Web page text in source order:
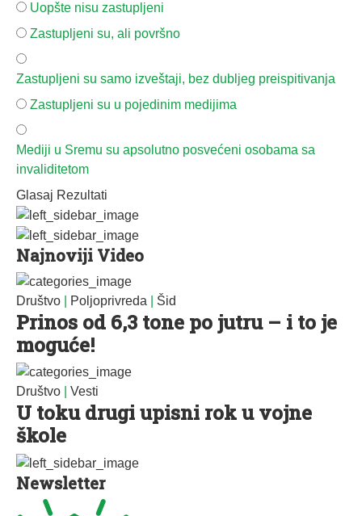
Uopšte nisu zastupljeni
Zastupljeni su, ali površno
Zastupljeni su samo izveštaji, bez dubljeg preispitivanja
Zastupljeni su u pojedinim medijima
Mediji u Sremu su apsolutno posvećeni osobama sa
invaliditetom
Glasaj Rezultati
Najnoviji Video
Društvo Poljoprivreda Šid
Prinos od 6,3 tone po jutru – i to je
moguće!
Društvo Vesti
U toku drugi upisni rok u vojne
škole
Newsletter